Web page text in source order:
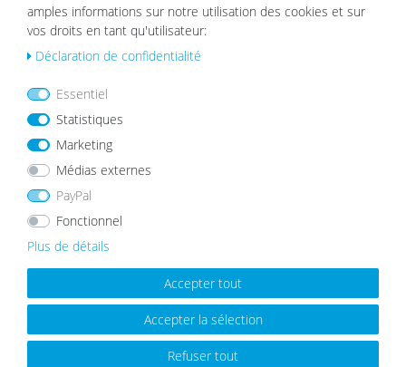
List
sou
s
Passe-partout Blanc
MEILLEURES VENTES
e de
hait
sou
hait
s
amples informations sur notre utilisation des cookies et sur
vos droits en tant qu'utilisateur:
Déclaration de confidentialité
Essentiel
Statistiques
Marketing
Médias externes
PayPal
Fonctionnel
Plus de détails
Accepter tout
Accepter la sélection
Refuser tout